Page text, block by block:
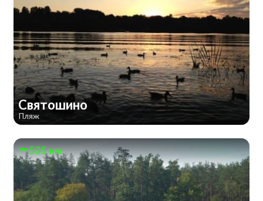
Святошино
Пляж
535 км